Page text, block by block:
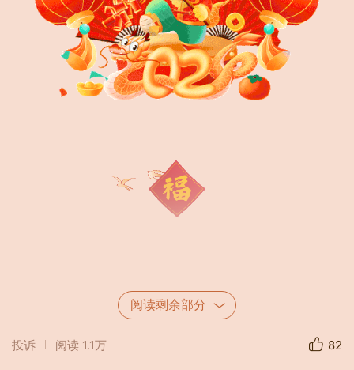
阅读剩余部分
投诉 阅读 1.1万 82